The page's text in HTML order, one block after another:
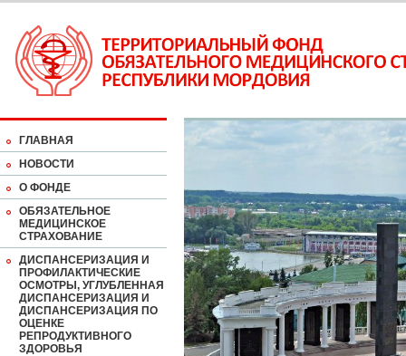
ГЛАВНАЯ
НОВОСТИ
О ФОНДЕ
ОБЯЗАТЕЛЬНОЕ
МЕДИЦИНСКОЕ
СТРАХОВАНИЕ
ДИСПАНСЕРИЗАЦИЯ И
ПРОФИЛАКТИЧЕСКИЕ
ОСМОТРЫ, УГЛУБЛЕННАЯ
ДИСПАНСЕРИЗАЦИЯ И
ДИСПАНСЕРИЗАЦИЯ ПО
ОЦЕНКЕ
РЕПРОДУКТИВНОГО
ЗДОРОВЬЯ